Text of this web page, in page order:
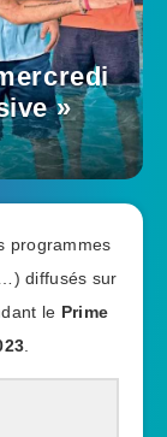
»
programmes
diffusés sur
le Prime